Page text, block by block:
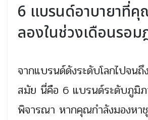
6 แบรนด์อาบายาที่
ลองในช่วงเดือนรอ
จากแบรนด์ดังระดับโลกไปจนถึ
สมัย นี่คือ 6 แบรนด์ระดับภูมิ
พิจารณา หากคุณกำลังมองหา